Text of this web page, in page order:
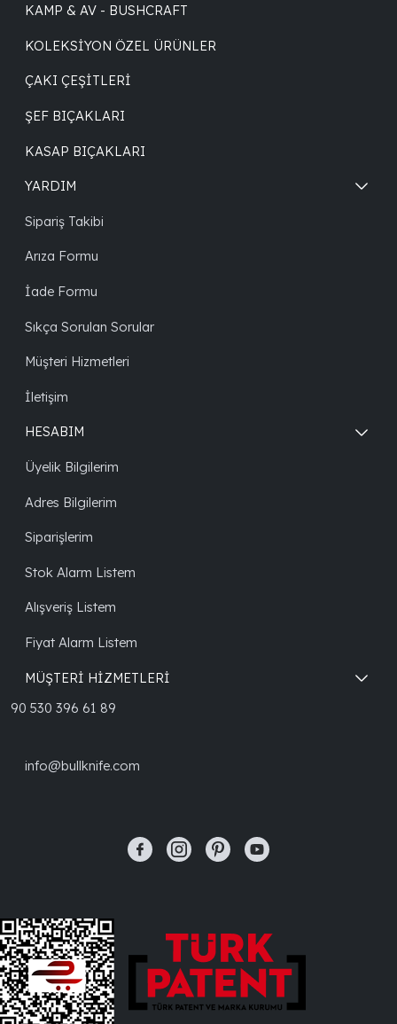
KAMP & AV - BUSHCRAFT
KOLEKSIYON ÖZEL ÜRÜNLER
ÇAKI ÇEŞITLERI
ŞEF BIÇAKLARI
KASAP BIÇAKLARI
YARDIM
Sipariş Takibi
Arıza Formu
İade Formu
Sıkça Sorulan Sorular
Müşteri Hizmetleri
İletişim
HESABIM
Üyelik Bilgilerim
Adres Bilgilerim
Siparişlerim
Stok Alarm Listem
Alışveriş Listem
Fiyat Alarm Listem
MÜŞTERİ HİZMETLERİ
90 530 396 61 89
info@bullknife.com